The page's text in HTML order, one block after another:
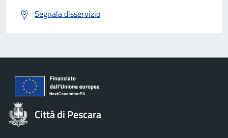
Segnala disservizio
Città di Pescara